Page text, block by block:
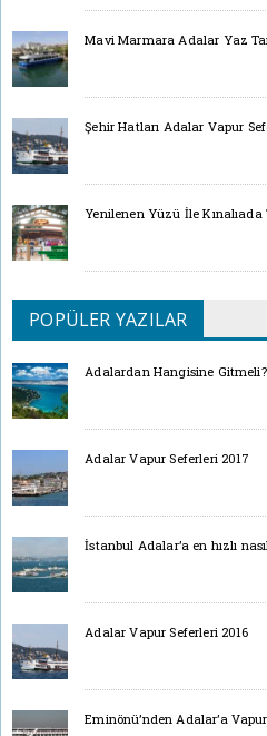
Mavi Marmara Adalar Yaz
Şehir Hatları Adalar Vapur
Yenilenen Yüzü İle
POPÜLER YAZILAR
Adalardan Hangisine Gitmeli?
Adalar Vapur Seferleri 2017
İstanbul Adalar’a en hızlı
Adalar Vapur Seferleri 2016
Eminönü’nden Adalar’a